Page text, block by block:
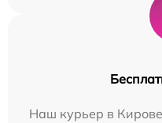
Наш курьер в